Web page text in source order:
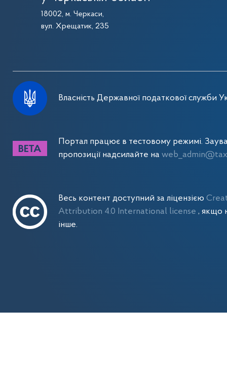
18002, м. Черкаси,
вул. Хрещатик, 235
Власність Державної податкової служби
Портал працює в тестовому режимі.
пропозиції надсилайте на
Весь контент доступний за ліцензією
Attribution 4.0 International license , якщо
інше.